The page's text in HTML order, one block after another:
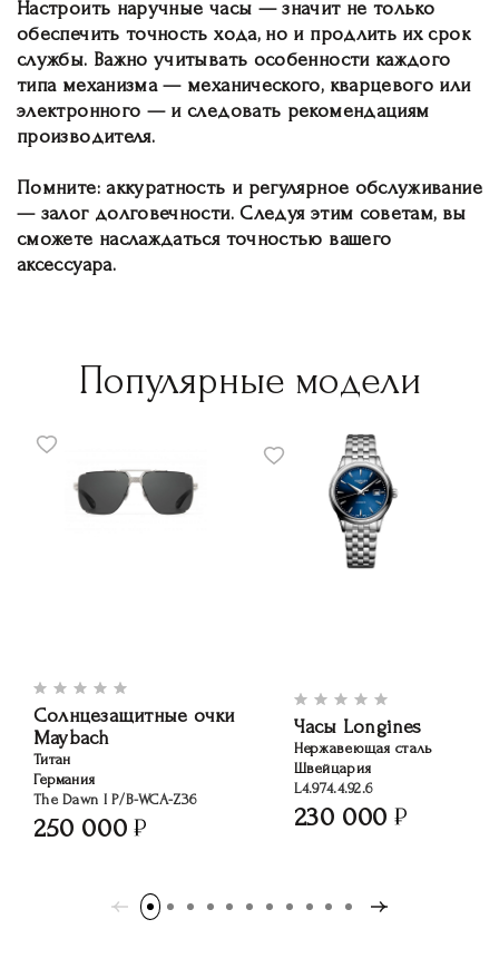
Настроить наручные часы — значит не только
обеспечить точность хода, но и продлить их срок
службы. Важно учитывать особенности каждого
типа механизма — механического, кварцевого или
электронного — и следовать рекомендациям
производителя.
Помните: аккуратность и регулярное обслуживание
— залог долговечности. Следуя этим советам, вы
сможете наслаждаться точностью вашего
аксессуара.
Популярные модели
Солнцезащитные очки
Maybach
Титан
Германия
The Dawn I P/B-WCA-Z36
250 000
Часы Longines
Нержавеющая сталь
Швейцария
L4.974.4.92.6
230 000